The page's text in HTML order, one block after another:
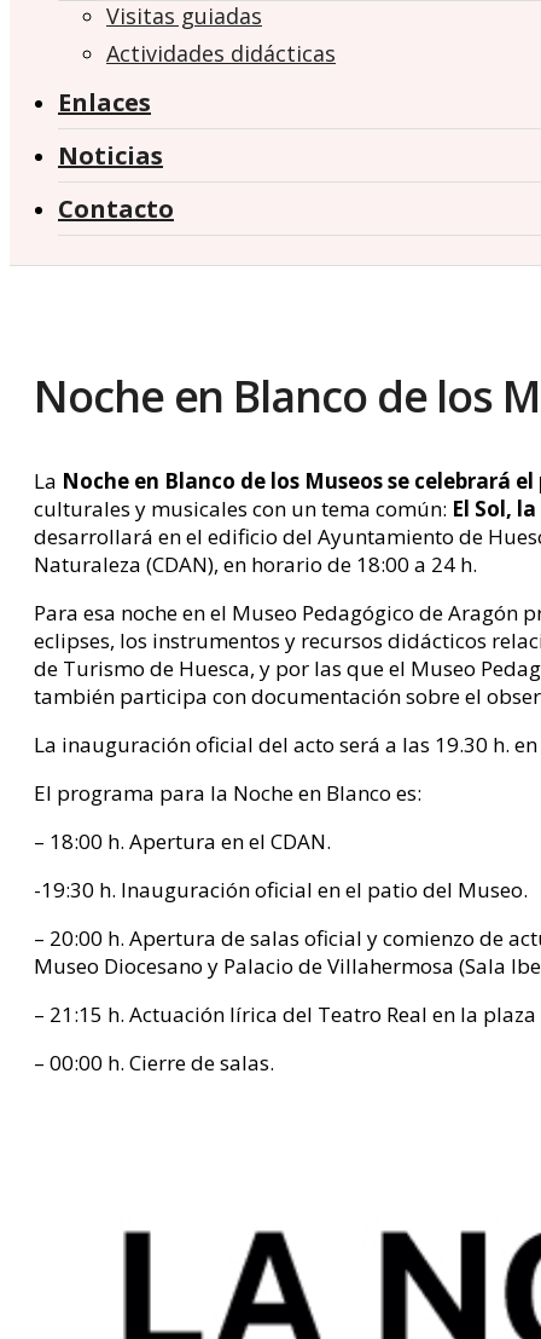
Visitas guiadas
Actividades didácticas
Enlaces
Noticias
Contacto
Noche en Blanco de los
La Noche en Blanco de los Museos se celebrará
culturales y musicales con un tema común: El Sol,
desarrollará en el edificio del Ayuntamiento de
Naturaleza (CDAN), en horario de 18:00 a 24 h.
Para esa noche en el Museo Pedagógico de Aragón
eclipses, los instrumentos y recursos didácticos
de Turismo de Huesca, y por las que el Museo
también participa con documentación sobre el
La inauguración oficial del acto será a las 19.30 h.
El programa para la Noche en Blanco es:
– 18:00 h. Apertura en el CDAN.
-19:30 h. Inauguración oficial en el patio del Museo.
– 20:00 h. Apertura de salas oficial y comienzo de
Museo Diocesano y Palacio de Villahermosa (Sala
– 21:15 h. Actuación lírica del Teatro Real en la
– 00:00 h. Cierre de salas.